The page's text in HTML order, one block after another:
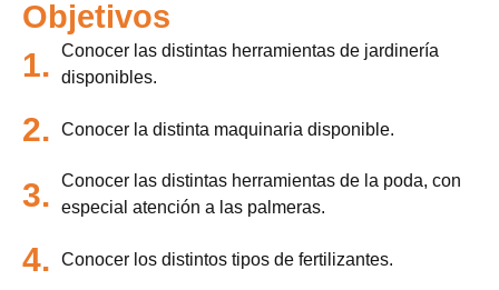
Objetivos
1.
Conocer las distintas herramientas de jardinería
disponibles.
2. Conocer la distinta maquinaria disponible.
3.
Conocer las distintas herramientas de la poda, con
especial atención a las palmeras.
4. Conocer los distintos tipos de fertilizantes.